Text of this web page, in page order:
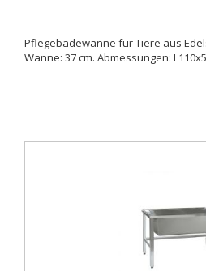
Pflegebadewanne für Tiere aus
Wanne: 37 cm. Abmessungen: